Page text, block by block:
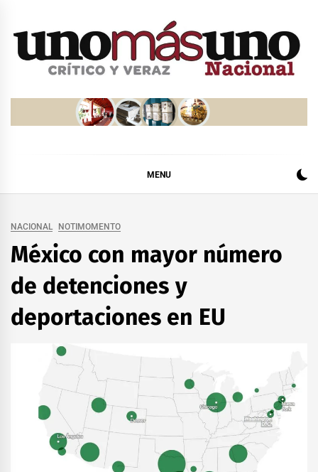
MENU
NACIONAL NOTIMOMENTO
México con mayor número
de detenciones y
deportaciones en EU